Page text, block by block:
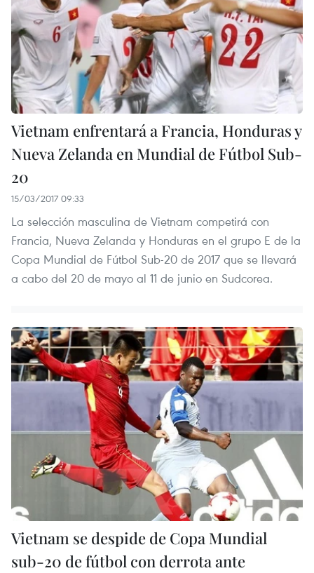
Vietnam enfrentará a Francia, Honduras y
Nueva Zelanda en Mundial de Fútbol Sub-
20
15/03/2017 09:33
La selección masculina de Vietnam competirá con
Francia, Nueva Zelanda y Honduras en el grupo E de la
Copa Mundial de Fútbol Sub-20 de 2017 que se llevará
a cabo del 20 de mayo al 11 de junio en Sudcorea.
Vietnam se despide de Copa Mundial
sub-20 de fútbol con derrota ante